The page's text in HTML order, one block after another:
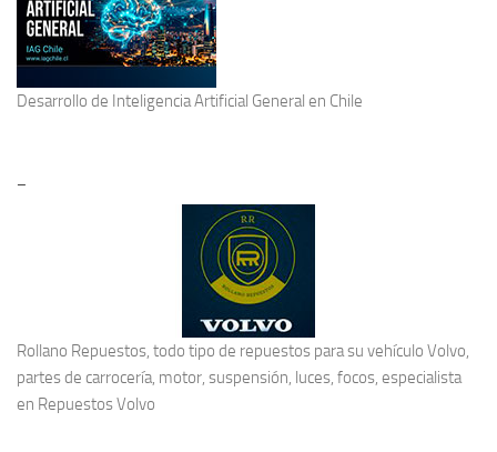
Desarrollo de Inteligencia Artificial General en Chile
–
Rollano Repuestos, todo tipo de repuestos para su vehículo Volvo,
partes de carrocería, motor, suspensión, luces, focos, especialista
en Repuestos Volvo